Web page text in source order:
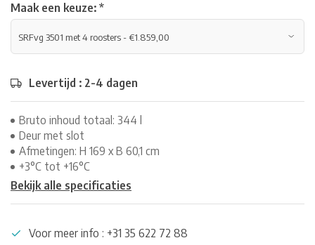
Maak een keuze: *
Levertijd : 2-4 dagen
Bruto inhoud totaal: 344 l
Deur met slot
Afmetingen: H 169 x B 60,1 cm
+3°C tot +16°C
Bekijk alle specificaties
Voor meer info : +31 35 622 72 88